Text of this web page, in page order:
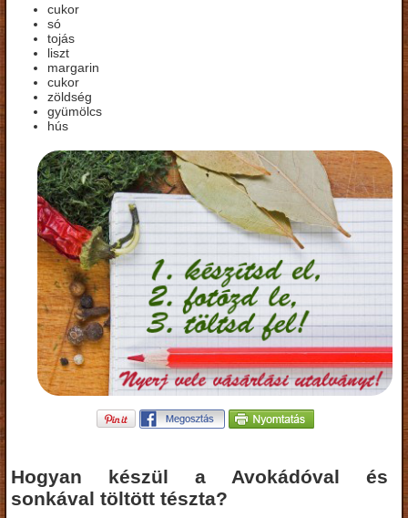
cukor
só
tojás
liszt
margarin
cukor
zöldség
gyümölcs
hús
Hogyan készül a Avokádóval és
sonkával töltött tészta?